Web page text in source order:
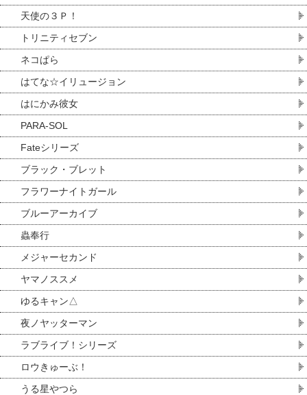
天使の３Ｐ！
トリニティセブン
ネコぱら
はてな☆イリュージョン
はにかみ彼女
PARA-SOL
Fateシリーズ
ブラック・ブレット
フラワーナイトガール
ブルーアーカイブ
蟲奉行
メジャーセカンド
ヤマノススメ
ゆるキャン△
夜ノヤッターマン
ラブライブ！シリーズ
ロウきゅーぶ！
うる星やつら